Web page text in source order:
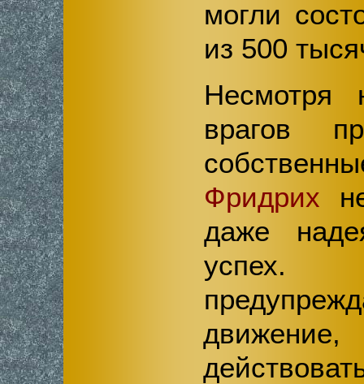
могли
из 500
врагов
Фридрих
даже